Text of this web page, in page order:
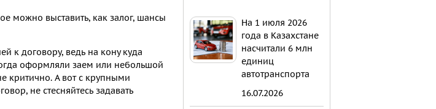
можно выставить, как залог, шансы
к договору, ведь на кону куда
оформляли заем или небольшой
критично. А вот с крупными
не стесняйтесь задавать
На 1 июля 2026
года в Казахстане
насчитали 6 млн
единиц
автотранспорта
16.07.2026